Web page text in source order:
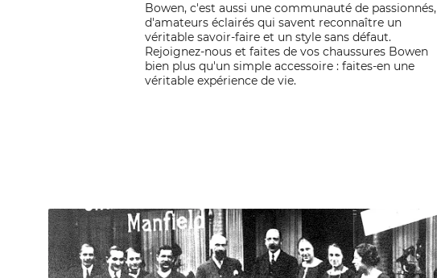
Bowen, c'est aussi une communauté de passionnés,
d'amateurs éclairés qui savent reconnaître un
véritable savoir-faire et un style sans défaut.
Rejoignez-nous et faites de vos chaussures Bowen
bien plus qu'un simple accessoire : faites-en une
véritable expérience de vie.